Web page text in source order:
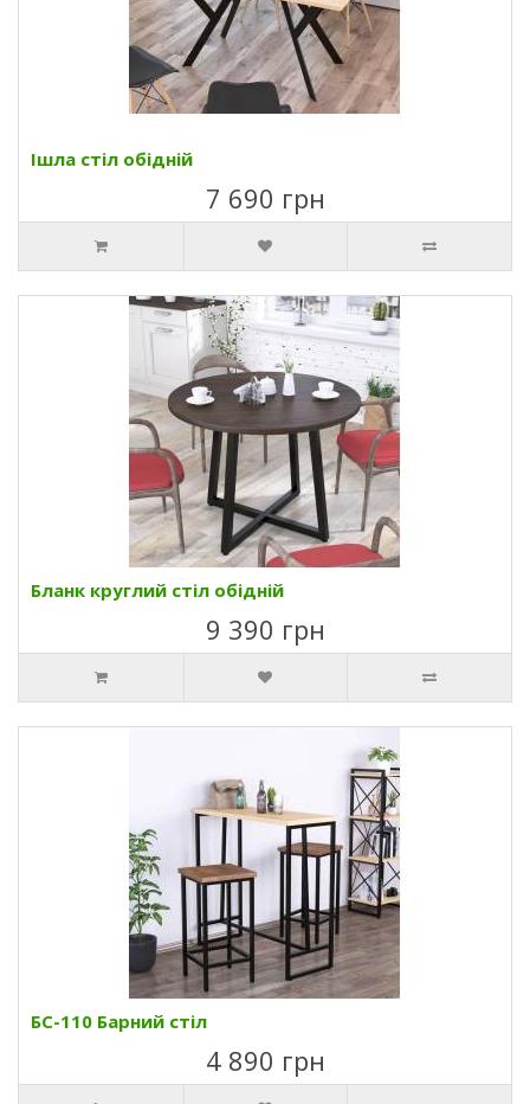
Ішла стіл обідній
7 690 грн
Бланк круглий стіл обідній
9 390 грн
БС-110 Барний стіл
4 890 грн